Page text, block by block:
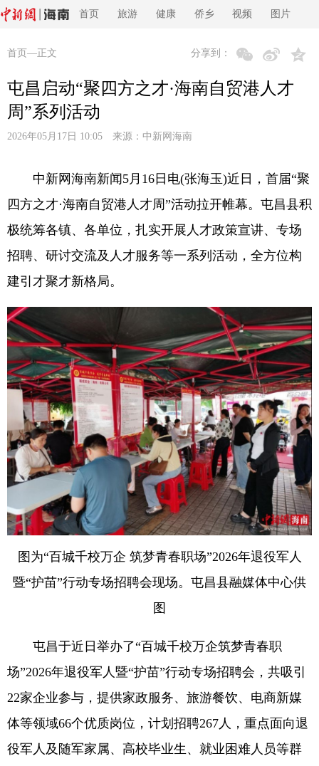
首页 旅游 健康 侨乡 视频 图片
首页 —正文 分享到：
屯昌启动“聚四方之才·海南自贸港人才
周”系列活动
2026年05月17日 10:05 来源： 中新网海南
中新网海南新闻5月16日电(张海玉)近日，首届“聚
四方之才·海南自贸港人才周”活动拉开帷幕。屯昌县积
极统筹各镇、各单位，扎实开展人才政策宣讲、专场
招聘、研讨交流及人才服务等一系列活动，全方位构
建引才聚才新格局。
图为“百城千校万企 筑梦青春职场”2026年退役军人
暨“护苗”行动专场招聘会现场。屯昌县融媒体中心供
图
屯昌于近日举办了“百城千校万企筑梦青春职
场”2026年退役军人暨“护苗”行动专场招聘会，共吸引
22家企业参与，提供家政服务、旅游餐饮、电商新媒
体等领域66个优质岗位，计划招聘267人，重点面向退
役军人及随军家属、高校毕业生、就业困难人员等群